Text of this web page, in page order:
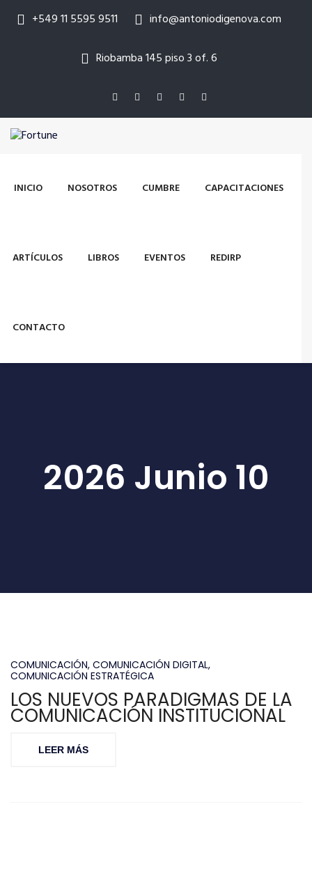
+549 11 5595 9511 info@antoniodigenova.com
Riobamba 145 piso 3 of. 6
INICIO NOSOTROS CUMBRE CAPACITACIONES
ARTÍCULOS LIBROS EVENTOS REDIRP
CONTACTO
2026 Junio 10
COMUNICACIÓN, COMUNICACIÓN DIGITAL,
COMUNICACIÓN ESTRATÉGICA
LOS NUEVOS PARADIGMAS DE LA
COMUNICACIÓN INSTITUCIONAL
LEER MÁS